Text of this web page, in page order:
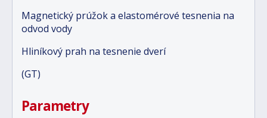
Magnetický prúžok a elastomérové tesnenia na
odvod vody
Hliníkový prah na tesnenie dverí
(GT)
Parametry